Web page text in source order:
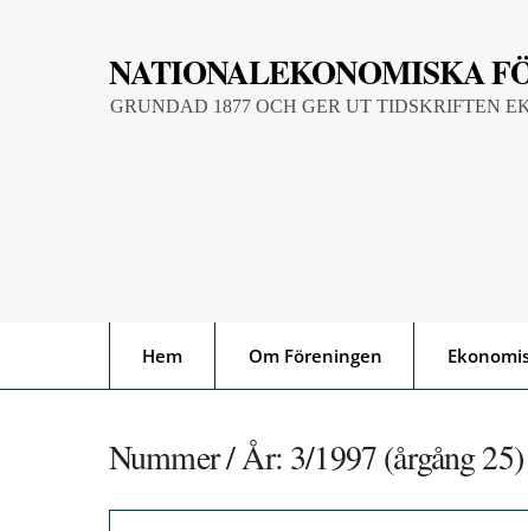
NATIONALEKONOMISKA
GRUNDAD 1877 OCH GER UT TIDSKRIFTEN
Hem Om Föreningen
Nummer / År: 3/1997 (årgång 25)